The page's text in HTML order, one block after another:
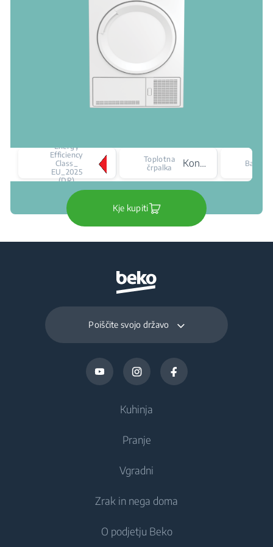
Energy
Efficiency
Class_
EU_2025
(DR)
Toplotna
črpalka
Kondenzator Barva
Kje kupiti
Poiščite svojo državo
Kuhinja
Hlajenje
Hladilniki
Zamrzovalniki
Pranje
Pralni stroji
Prostostoječi pralni stroji
Vgradni pralni stroji
Vgradni
Hlajenje
Vgradni hladilniki
Zrak in nega doma
Nega zraka
O podjetju Beko